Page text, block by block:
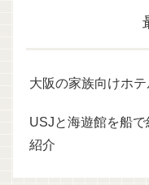
大阪の家族向けホ
USJと海遊館を船
紹介